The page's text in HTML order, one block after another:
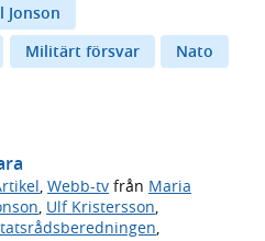
Jonson
Militärt försvar Nato
, Webb-tv från Maria
, Ulf Kristersson,
,